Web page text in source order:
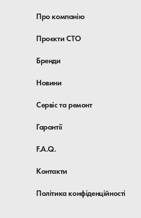
Про компанію
Проєкти СТО
Бренди
Новини
Сервіс та ремонт
Гарантії
F.A.Q.
Контакти
Політика конфіденційності